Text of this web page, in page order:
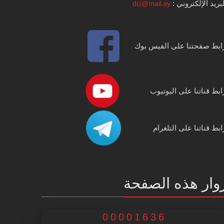
الإلكتروني : dci@mail.sy
صفحتنا على الفيس بوك
قناتنا على اليوتيوب
قناتنا على التلغرام
هذه الصفحة
00001636